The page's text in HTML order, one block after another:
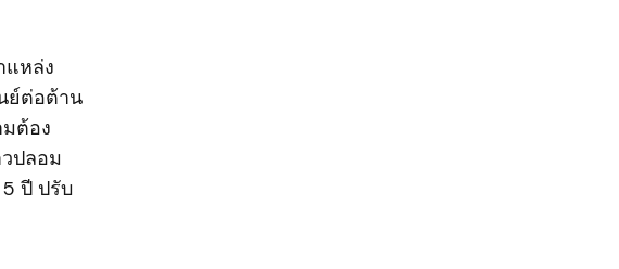
แหล่ง
ย์ต่อต้าน
ต้อง
ปลอม
ปี ปรับ